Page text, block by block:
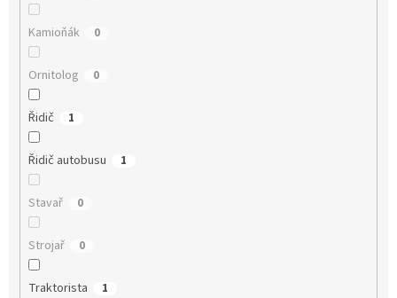
Kamioňák 0
Ornitolog 0
Řidič 1
Řidič autobusu 1
Stavař 0
Strojař 0
Traktorista 1